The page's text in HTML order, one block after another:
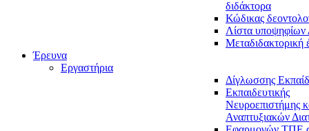
διδάκτορα
Κώδικας
Λίστα υποψηφίων
Μεταδιδακτορική
Έρευνα
Εργαστήρια
Δίγλωσσης
Εκπαιδευτικής
Νευροεπιστήμης
Αναπτυξιακών